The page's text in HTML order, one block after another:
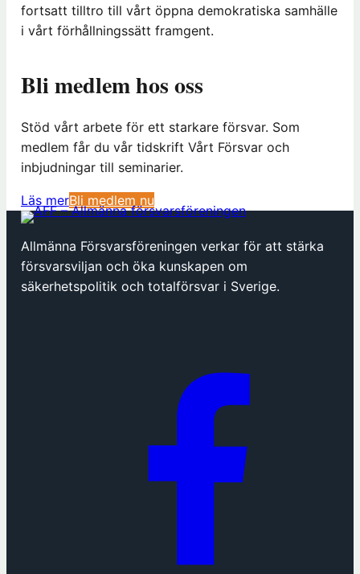
fortsatt tilltro till vårt öppna demokratiska samhälle
i vårt förhållningssätt framgent.
Bli medlem hos oss
Stöd vårt arbete för ett starkare försvar. Som
medlem får du vår tidskrift Vårt Försvar och
inbjudningar till seminarier.
Läs merBli medlem nu(
ö
p
n
Allmänna Försvarsföreningen verkar för att stärka
försvarsviljan och öka kunskapen om
säkerhetspolitik och totalförsvar i Sverige.